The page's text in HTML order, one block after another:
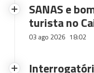
SANAS e
turista no
03 ago 2026 18:02